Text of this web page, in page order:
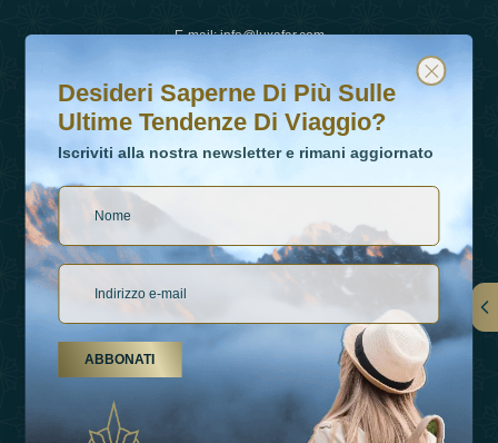
E-mail:info@luxafar.com
WhatsApp No
+442034682356
Collegamenti
Desideri saperne di più sulle ultime tendenze di viaggio?
Iscriviti alla nostra newsletter e rimani aggiornato
Desideri Saperne Di Più Sulle
Ultime Tendenze Di Viaggio?
Iscriviti alla nostra newsletter e rimani aggiornato
ABBONATI